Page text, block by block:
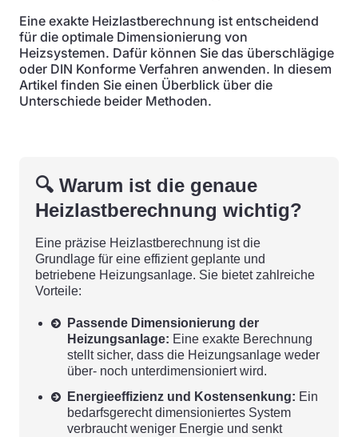
Eine exakte Heizlastberechnung ist entscheidend
für die optimale Dimensionierung von
Heizsystemen. Dafür können Sie das überschlägige
oder DIN Konforme Verfahren anwenden. In diesem
Artikel finden Sie einen Überblick über die
Unterschiede beider Methoden.
🔍 Warum ist die genaue
Heizlastberechnung wichtig?
Eine präzise Heizlastberechnung ist die
Grundlage für eine effizient geplante und
betriebene Heizungsanlage. Sie bietet zahlreiche
Vorteile:
Passende Dimensionierung der
Heizungsanlage: Eine exakte Berechnung
stellt sicher, dass die Heizungsanlage weder
über- noch unterdimensioniert wird.
Energieeffizienz und Kostensenkung: Ein
bedarfsgerecht dimensioniertes System
verbraucht weniger Energie und senkt